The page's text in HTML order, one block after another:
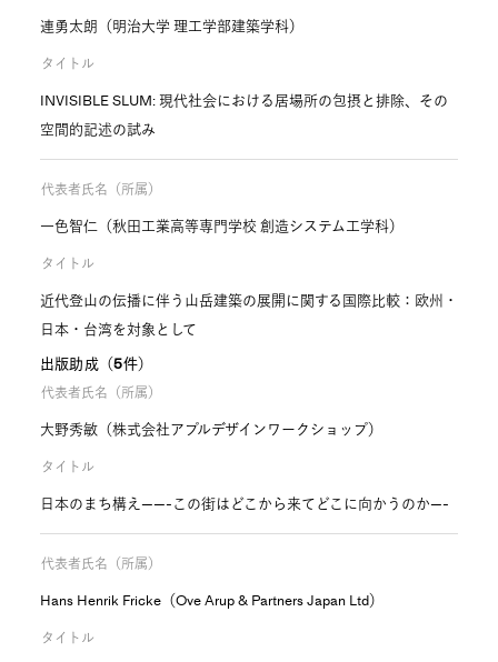
連勇太朗（明治大学 理工学部建築学科）
タイトル
INVISIBLE SLUM: 現代社会における居場所の包摂と排除、その
空間的記述の試み
代表者氏名（所属）
一色智仁（秋田工業高等専門学校 創造システム工学科）
タイトル
近代登山の伝播に伴う山岳建築の展開に関する国際比較：欧州・
日本・台湾を対象として
出版助成（5件）
代表者氏名（所属）
大野秀敏（株式会社アプルデザインワークショップ）
タイトル
日本のまち構え——-この街はどこから来てどこに向かうのか—-
代表者氏名（所属）
Hans Henrik Fricke（Ove Arup & Partners Japan Ltd）
タイトル